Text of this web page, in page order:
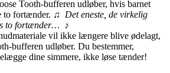
Tooth-bufferen udløber, hvis barnet
to fortænder. ♫ Det eneste, de virkelig
to fortænder… ♪
vil ikke længere blive ødelagt,
bufferen udløber. Du bestemmer,
dine simmere, ikke løse tænder!